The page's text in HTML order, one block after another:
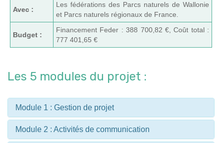
Avec :
Les fédérations des Parcs naturels de Wallonie
et Parcs naturels régionaux de France.
Budget :
Financement Feder : 388 700,82 €, Coût total :
777 401,65 €
Les 5 modules du projet :
Module 1 : Gestion de projet
Module 2 : Activités de communication